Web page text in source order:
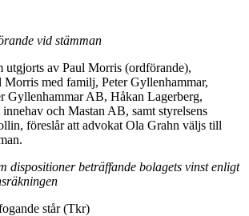
vid stämman
utgjorts av Paul Morris (ordförande),
Morris med familj, Peter Gyllenhammar,
Gyllenhammar AB, Håkan Lagerberg,
innehav och Mastan AB, samt styrelsens
föreslår att advokat Ola Grahn väljs till
dispositioner beträffande bolagets vinst enligt
står (Tkr)